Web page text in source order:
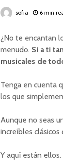
sofia 6 min
¿No te encantan
menudo. Si a ti
musicales de
Tenga en cuenta
los que
Aunque no seas
increíbles clásicos
Y aquí están ellos.